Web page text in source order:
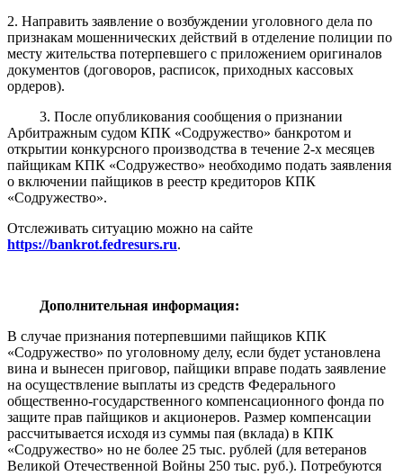
2. Направить заявление о возбуждении уголовного дела по
признакам мошеннических действий в отделение полиции по
месту жительства потерпевшего с приложением оригиналов
документов (договоров, расписок, приходных кассовых
ордеров).
3. После опубликования сообщения о признании
Арбитражным судом КПК «Содружество» банкротом и
открытии конкурсного производства в течение 2-х месяцев
пайщикам КПК «Содружество» необходимо подать заявления
о включении пайщиков в реестр кредиторов КПК
«Содружество».
Отслеживать ситуацию можно на сайте
https://bankrot.fedresurs.ru.
Дополнительная информация:
В случае признания потерпевшими пайщиков КПК
«Содружество» по уголовному делу, если будет установлена
вина и вынесен приговор, пайщики вправе подать заявление
на осуществление выплаты из средств Федерального
общественно-государственного компенсационного фонда по
защите прав пайщиков и акционеров. Размер компенсации
рассчитывается исходя из суммы пая (вклада) в КПК
«Содружество» но не более 25 тыс. рублей (для ветеранов
Великой Отечественной Войны 250 тыс. руб.). Потребуются